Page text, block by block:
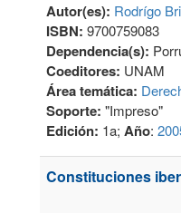
Autor(es): Rodrígo
ISBN:9700759083
Dependencia(s):
Coeditores: UNAM
Área temática:
Soporte: "Impreso"
Edición: 1a;Año:
Constituciones